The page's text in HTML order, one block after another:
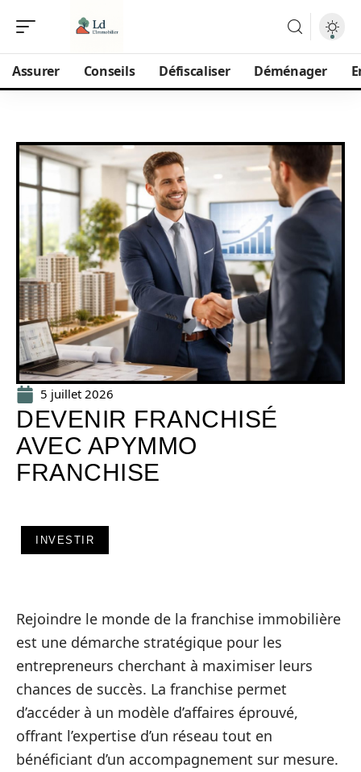
Assurer Conseils Défiscaliser Déménager
5 juillet 2026
DEVENIR FRANCHISÉ
AVEC APYMMO
FRANCHISE
INVESTIR
Rejoindre le monde de la franchise immobilière
est une démarche stratégique pour les
entrepreneurs cherchant à maximiser leurs
chances de succès. La franchise permet
d’accéder à un modèle d’affaires éprouvé,
offrant l’expertise d’un réseau tout en
bénéficiant d’un accompagnement sur mesure.